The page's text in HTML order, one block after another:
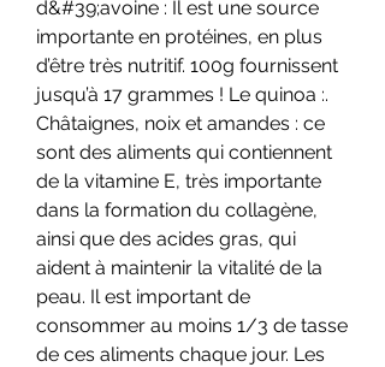
d&#39;avoine : Il est une source
importante en protéines, en plus
d’être très nutritif. 100g fournissent
jusqu’à 17 grammes ! Le quinoa :.
Châtaignes, noix et amandes : ce
sont des aliments qui contiennent
de la vitamine E, très importante
dans la formation du collagène,
ainsi que des acides gras, qui
aident à maintenir la vitalité de la
peau. Il est important de
consommer au moins 1/3 de tasse
de ces aliments chaque jour. Les